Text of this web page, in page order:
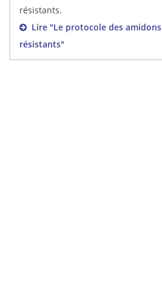
résistants.
Lire "Le protocole des amidons
résistants"